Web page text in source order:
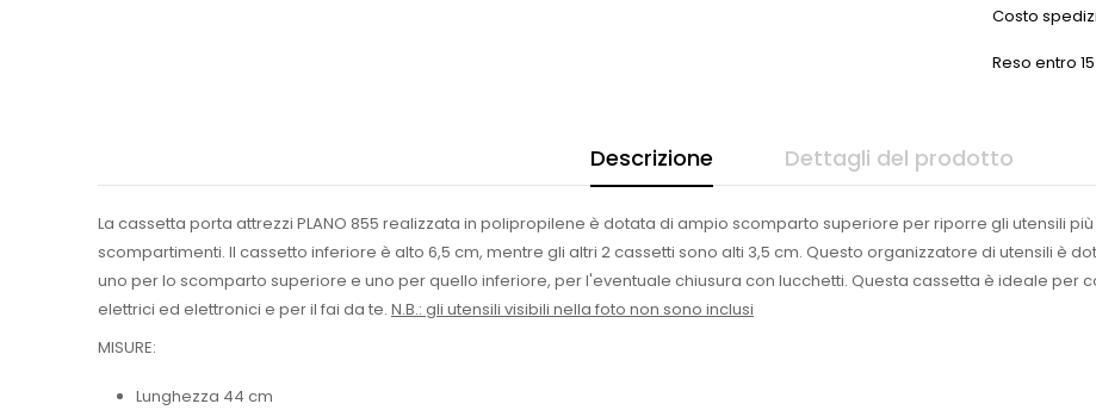
Costo
Reso entro
Descrizione Dettagli del prodotto
La cassetta porta attrezzi PLANO 855 realizzata in polipropilene è dotata di ampio scomparto superiore per riporre gli utensili
scompartimenti. Il cassetto inferiore è alto 6,5 cm, mentre gli altri 2 cassetti sono alti 3,5 cm. Questo organizzatore di utensili è
uno per lo scomparto superiore e uno per quello inferiore, per l'eventuale chiusura con lucchetti. Questa cassetta è ideale per
elettrici ed elettronici e per il fai da te. N.B.: gli utensili visibili nella foto non sono inclusi
MISURE:
Lunghezza 44 cm